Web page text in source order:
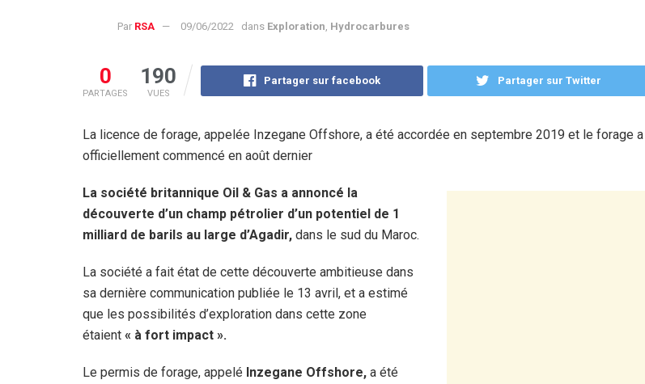
Par RSA 09/06/2022 dans Exploration Hydrocarbures
0
PARTAGES
190
VUES
Partager sur facebook Partager sur Twitter
La licence de forage, appelée Inzegane Offshore, a été accordée en septembre 2019 et le forage a
officiellement commencé en août dernier
La société britannique Oil & Gas a annoncé la
découverte d’un champ pétrolier d’un potentiel de 1
milliard de barils au large d’Agadir, dans le sud du Maroc.
La société a fait état de cette découverte ambitieuse dans
sa dernière communication publiée le 13 avril, et a estimé
que les possibilités d’exploration dans cette zone
étaient « à fort impact ».
Le permis de forage, appelé Inzegane Offshore, a été